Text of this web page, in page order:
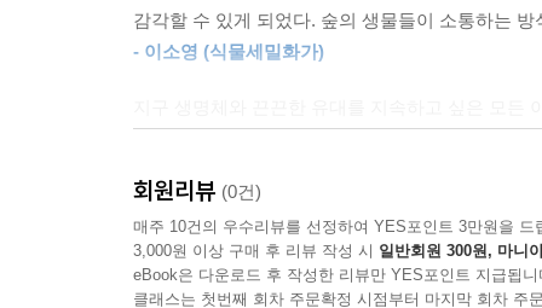
연결하여 양분을 더 많이 섭취할 수 있기 때문이다
때와는 확연히 다른 소통의 기술이다.
생명체가 사회에서 함께 생존해 나가는 것은 결
경우라면 충돌이 일어나기 마련이다. 동물들에
감각할 수 있게 되었다. 숲의 생물들이 소통하는
- 이소영 (식물세밀화가)
마들렌 치게라는 이 현명한 여성생물학자는 박테
방식 혹은 오소리가 국경 공중변소를 통해 동료
전나무가 서로에게 잘 자라고 인사한다. 머릿속을
- 《OON(북오스트리아 신문)》
회원리뷰 (0건)
매주 10건의 우수리뷰를 선정하여 YES포인트 3만원을 드
3,000원 이상 구매 후 리뷰 작성 시 일반회원 300원, 마니
eBook은 다운로드 후 작성한 리뷰만 YES포인트 지급됩니
클래스는 첫번째 회차 주문확정 시점부터 마지막 회차 주